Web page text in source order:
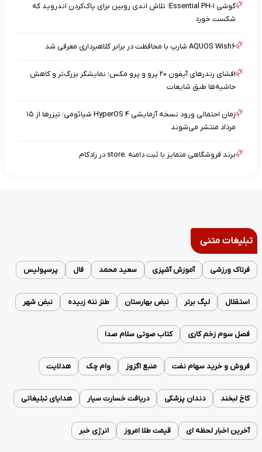
گوشی Essential PH-۱؛ تلاش اندی روبین برای پاک‌کردن اندروید که
شکست خورد
AQUOS Wish۶ شارپ با محافظت در برابر کلاهبرداری معرفی شد
افشای رندرهای آیفون ۲۰ پرو و پرو مکس؛ نمایشگر بزرگ‌تر و کاهش
حاشیه‌ها طبق شایعات
زمان احتمالی ورود نسخه آزمایشی HyperOS ۴ شیائومی؛ تیزرها از ۱۵
مرداد منتشر می‌شوند
برند فروشگاهی متمایز با ثبت دامنه .store در رادکام
تبلیغات متنی
فرتاک ورزشی آموزش آشپزی سعید محمد فال پرسپولیس
استقلال لیگ برتر نبض بهارستان طنز ننه زبیده نبض شهر
فصل سوم زخم کاری کتاب صوتی سلام صدا
فروش و خرید سهام نفت منبع اگزوز وام چک هدلایت
کاخ لبخند دندان پزشکی دریافت خسارت سیار هدایای تبلیغاتی
آخرین اخبار لحظه ای قیمت طلا امروز انرژی خبر